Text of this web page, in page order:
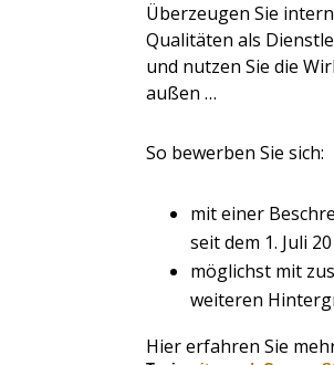
Überzeugen Sie
Qualitäten als
und nutzen Sie die
außen …
So bewerben Sie sich:
mit einer
seit dem 1. Juli
möglichst mit
weiteren
Hier erfahren Sie